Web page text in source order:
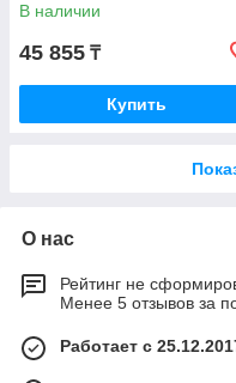
В наличии
45 855 ₸
Купить
О нас
Рейтинг не
Менее 5 отзывов за
Работает с